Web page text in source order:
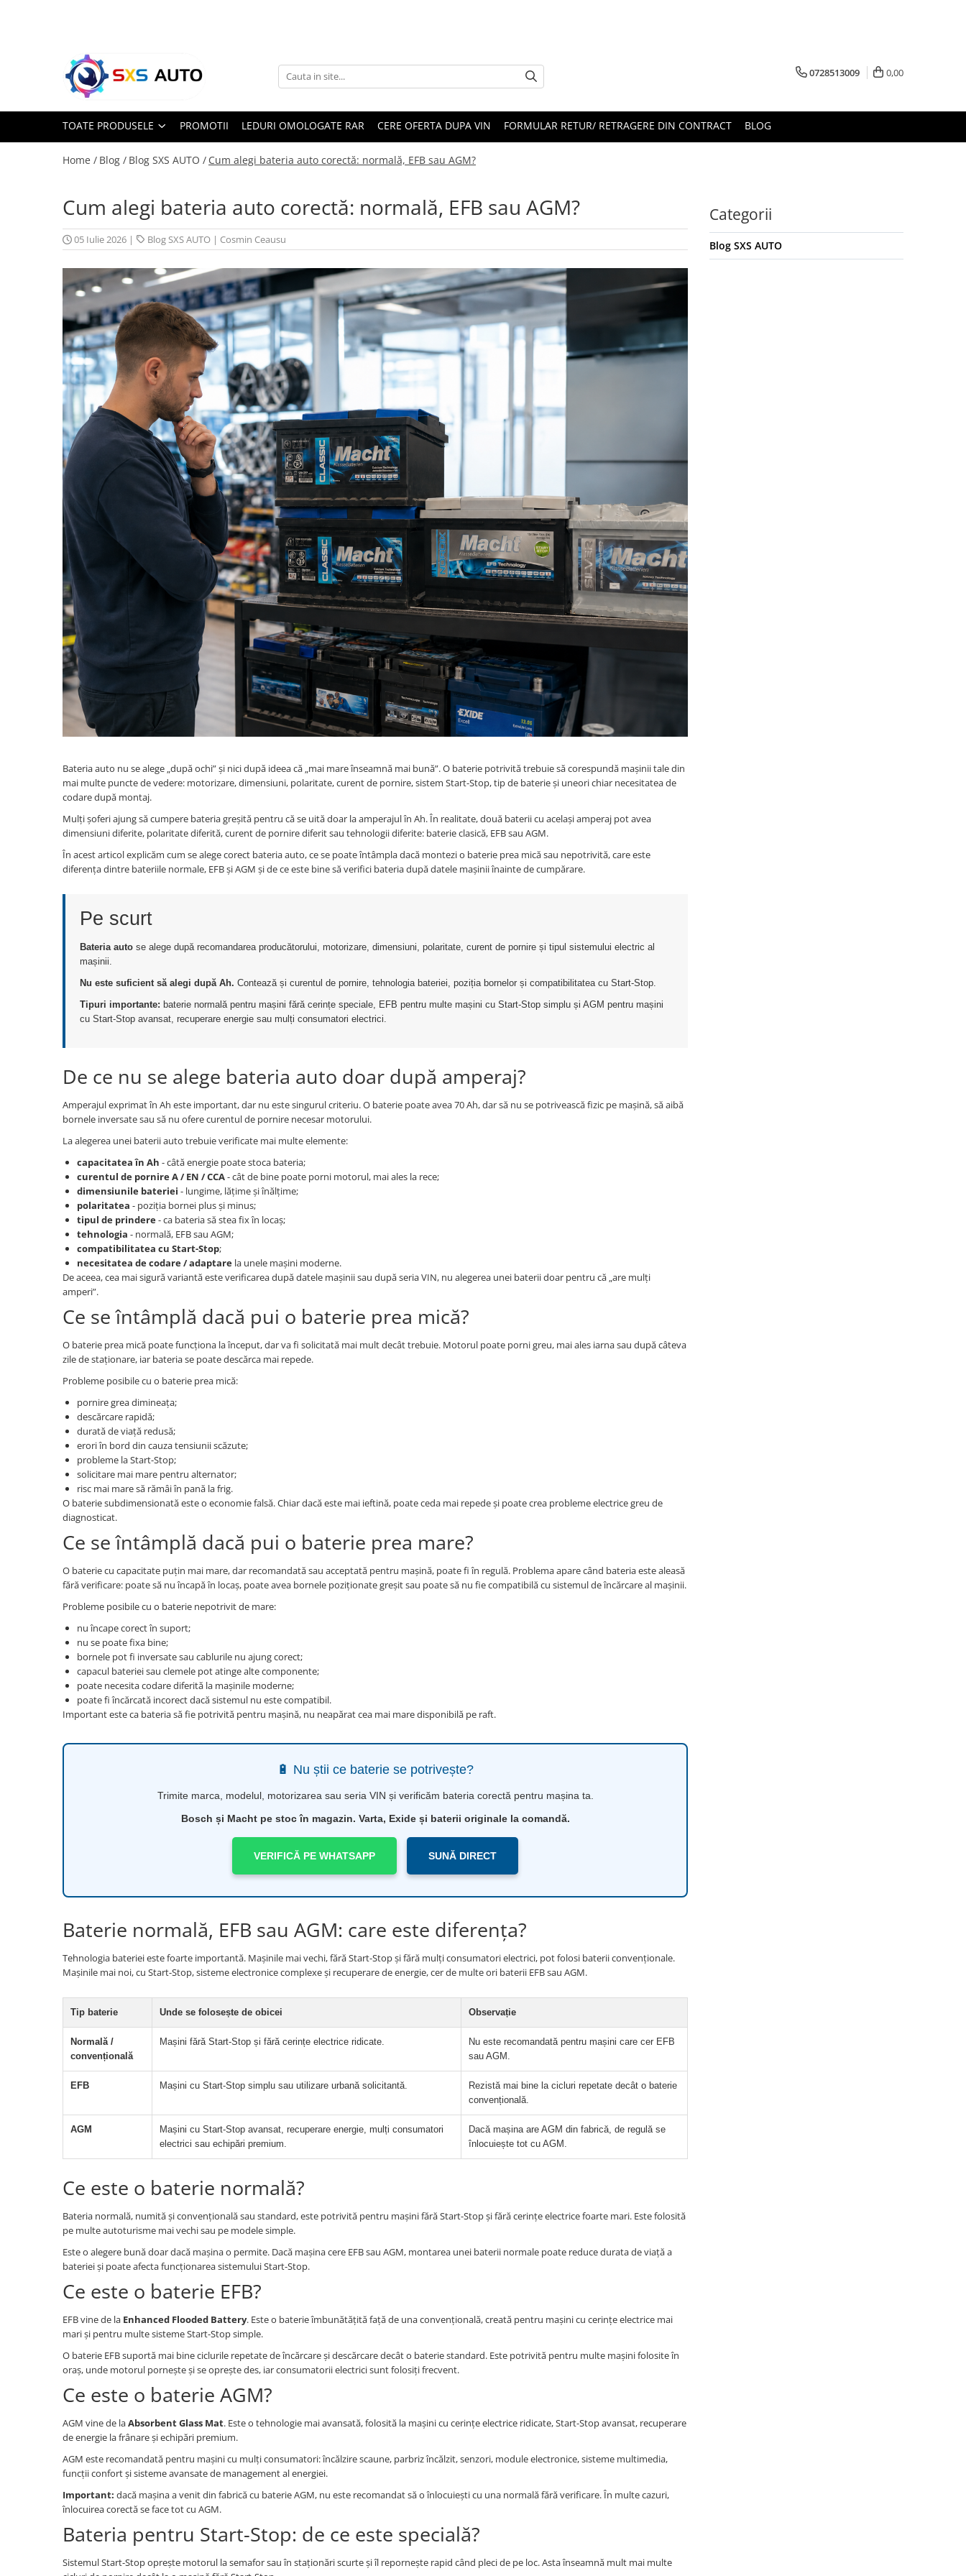
Uleiuri si Lichide
Ulei Motor Original și Aftermarket
- 0W20, 5W30, 5W40 - SXS Auto
Aditivi Auto
Lichid de Frana
Lichid de Parbriz
Ulei Cutie de Viteze
Ulei Servodirectie
Uleiuri Hidraulice
Vaselina si Lubrifianti Auto
Filtre Combustibil
Filtre Habitaclu
Intretinere si Cosmetica Auto
Produse Cosmetica Auto
Produse curatare interior auto
Spuma activa & detergenti auto
Accesorii telefoane mobile
Cabluri Curent Auto
Cabluri si adaptoare telefoane
Echipamente Service
Parasolare Auto
Produse curatare IT
Siguranta Rutiera
Solutii Chimice
Stergatoare Auto
Electrica si Electronice Auto
LED Omologat RAR
Auxiliare Halogen
Auxiliare LED
Adaptoare LED
Accesorii electronice auto
Camere Auto DVR
Senzori de Parcare
Testere si diagnoza auto
Parfum Original
0728513009 0,00
TOATE PRODUSELE PROMOTII LEDURI OMOLOGATE RAR CERE OFERTA DUPA VIN FORMULAR RETUR/ RETRAGERE DIN CONTRACT BLOG
Home / Blog / Blog SXS AUTO / Cum alegi bateria auto corectă: normală, EFB sau AGM?
Cum alegi bateria auto corectă: normală, EFB sau AGM?
05 Iulie 2026 | Blog SXS AUTO | Cosmin Ceausu
Bateria auto nu se alege „după ochi” și nici după ideea că „mai mare înseamnă mai bună”. O baterie potrivită trebuie să corespundă mașinii tale din
mai multe puncte de vedere: motorizare, dimensiuni, polaritate, curent de pornire, sistem Start-Stop, tip de baterie și uneori chiar necesitatea de
codare după montaj.
Mulți șoferi ajung să cumpere bateria greșită pentru că se uită doar la amperajul în Ah. În realitate, două baterii cu același amperaj pot avea
dimensiuni diferite, polaritate diferită, curent de pornire diferit sau tehnologii diferite: baterie clasică, EFB sau AGM.
În acest articol explicăm cum se alege corect bateria auto, ce se poate întâmpla dacă montezi o baterie prea mică sau nepotrivită, care este
diferența dintre bateriile normale, EFB și AGM și de ce este bine să verifici bateria după datele mașinii înainte de cumpărare.
Pe scurt
Bateria auto se alege după recomandarea producătorului, motorizare, dimensiuni, polaritate, curent de pornire și tipul sistemului electric al
mașinii.
Nu este suficient să alegi după Ah. Contează și curentul de pornire, tehnologia bateriei, poziția bornelor și compatibilitatea cu Start-Stop.
Tipuri importante: baterie normală pentru mașini fără cerințe speciale, EFB pentru multe mașini cu Start-Stop simplu și AGM pentru mașini
cu Start-Stop avansat, recuperare energie sau mulți consumatori electrici.
De ce nu se alege bateria auto doar după amperaj?
Amperajul exprimat în Ah este important, dar nu este singurul criteriu. O baterie poate avea 70 Ah, dar să nu se potrivească fizic pe mașină, să aibă
bornele inversate sau să nu ofere curentul de pornire necesar motorului.
La alegerea unei baterii auto trebuie verificate mai multe elemente:
capacitatea în Ah - câtă energie poate stoca bateria;
curentul de pornire A / EN / CCA- cât de bine poate porni motorul, mai ales la rece;
dimensiunile bateriei - lungime, lățime și înălțime;
polaritatea - poziția bornei plus și minus;
tipul de prindere- ca bateria să stea fix în locaș;
tehnologia - normală, EFB sau AGM;
compatibilitatea cu Start-Stop;
necesitatea de codare / adaptare la unele mașini moderne.
De aceea, cea mai sigură variantă este verificarea după datele mașinii sau după seria VIN, nu alegerea unei baterii doar pentru că „are mulți
amperi”.
Ce se întâmplă dacă pui o baterie prea mică?
O baterie prea mică poate funcționa la început, dar va fi solicitată mai mult decât trebuie. Motorul poate porni greu, mai ales iarna sau după câteva
zile de staționare, iar bateria se poate descărca mai repede.
Probleme posibile cu o baterie prea mică:
pornire grea dimineața;
descărcare rapidă;
durată de viață redusă;
erori în bord din cauza tensiunii scăzute;
probleme la Start-Stop;
solicitare mai mare pentru alternator;
risc mai mare să rămâi în pană la frig.
O baterie subdimensionată este o economie falsă. Chiar dacă este mai ieftină, poate ceda mai repede și poate crea probleme electrice greu de
diagnosticat.
Ce se întâmplă dacă pui o baterie prea mare?
O baterie cu capacitate puțin mai mare, dar recomandată sau acceptată pentru mașină, poate fi în regulă. Problema apare când bateria este aleasă
fără verificare: poate să nu încapă în locaș, poate avea bornele poziționate greșit sau poate să nu fie compatibilă cu sistemul de încărcare al mașinii.
Probleme posibile cu o baterie nepotrivit de mare:
nu încape corect în suport;
nu se poate fixa bine;
bornele pot fi inversate sau cablurile nu ajung corect;
capacul bateriei sau clemele pot atinge alte componente;
poate necesita codare diferită la mașinile moderne;
poate fi încărcată incorect dacă sistemul nu este compatibil.
Important este ca bateria să fie potrivită pentru mașină, nu neapărat cea mai mare disponibilă pe raft.
🔋 Nu știi ce baterie se potrivește?
Trimite marca, modelul, motorizarea sau seria VIN și verificăm bateria corectă pentru mașina ta.
Bosch și Macht pe stoc în magazin. Varta, Exide și baterii originale la comandă.
VERIFICĂ PE WHATSAPP SUNĂ DIRECT
Baterie normală, EFB sau AGM: care este diferența?
Tehnologia bateriei este foarte importantă. Mașinile mai vechi, fără Start-Stop și fără mulți consumatori electrici, pot folosi baterii convenționale.
Mașinile mai noi, cu Start-Stop, sisteme electronice complexe și recuperare de energie, cer de multe ori baterii EFB sau AGM.
Tip baterie Unde se folosește de obicei Observație
Normală /
convențională
Mașini fără Start-Stop și fără cerințe electrice ridicate.
Nu este recomandată pentru mașini care cer EFB
sau AGM.
EFB Mașini cu Start-Stop simplu sau utilizare urbană solicitantă.
Rezistă mai bine la cicluri repetate decât o baterie
convențională.
AGM
Mașini cu Start-Stop avansat, recuperare energie, mulți consumatori
electrici sau echipări premium.
Dacă mașina are AGM din fabrică, de regulă se
înlocuiește tot cu AGM.
Ce este o baterie normală?
Bateria normală, numită și convențională sau standard, este potrivită pentru mașini fără Start-Stop și fără cerințe electrice foarte mari. Este folosită
pe multe autoturisme mai vechi sau pe modele simple.
Este o alegere bună doar dacă mașina o permite. Dacă mașina cere EFB sau AGM, montarea unei baterii normale poate reduce durata de viață a
bateriei și poate afecta funcționarea sistemului Start-Stop.
Ce este o baterie EFB?
EFB vine de la Enhanced Flooded Battery. Este o baterie îmbunătățită față de una convențională, creată pentru mașini cu cerințe electrice mai
mari și pentru multe sisteme Start-Stop simple.
O baterie EFB suportă mai bine ciclurile repetate de încărcare și descărcare decât o baterie standard. Este potrivită pentru multe mașini folosite în
oraș, unde motorul pornește și se oprește des, iar consumatorii electrici sunt folosiți frecvent.
Ce este o baterie AGM?
AGM vine de laAbsorbent Glass Mat. Este o tehnologie mai avansată, folosită la mașini cu cerințe electrice ridicate, Start-Stop avansat, recuperare
de energie la frânare și echipări premium.
AGM este recomandată pentru mașini cu mulți consumatori: încălzire scaune, parbriz încălzit, senzori, module electronice, sisteme multimedia,
funcții confort și sisteme avansate de management al energiei.
Important: dacă mașina a venit din fabrică cu baterie AGM, nu este recomandat să o înlocuiești cu una normală fără verificare. În multe cazuri,
înlocuirea corectă se face tot cu AGM.
Bateria pentru Start-Stop: de ce este specială?
Sistemul Start-Stop oprește motorul la semafor sau în staționări scurte și îl repornește rapid când pleci de pe loc. Asta înseamnă mult mai multe
Categorii
Blog SXS AUTO